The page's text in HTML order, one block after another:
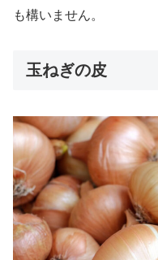
も構いません。
玉ねぎの皮